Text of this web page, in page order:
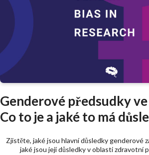
Genderové předsudky
Co to je a jaké to má
Zjistěte, jaké jsou hlavní důsledky genderové
jaké jsou její důsledky v oblasti zdravotní